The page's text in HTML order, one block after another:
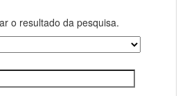
o resultado da pesquisa.